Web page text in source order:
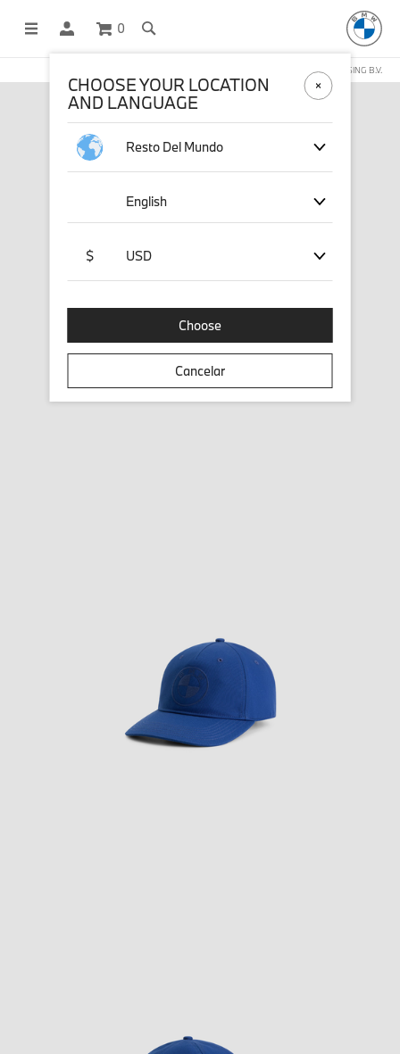
0
COMPRAS EN LÍNEA OPERADAS POR STICHD SPORTSMERCHANDISING B.V.
CHOOSE YOUR LOCATION
AND LANGUAGE
Resto Del Mundo
English
$ USD
Choose
Cancelar